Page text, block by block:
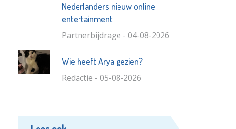
Nederlanders nieuw online
entertainment
Partnerbijdrage - 04-08-2026
Wie heeft Arya gezien?
Redactie - 05-08-2026